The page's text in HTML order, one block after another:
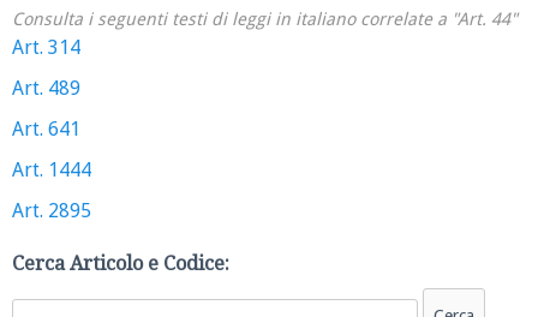
Consulta i seguenti testi di leggi in italiano correlate a "Art. 44"
Art. 314
Art. 489
Art. 641
Art. 1444
Art. 2895
Cerca Articolo e Codice: